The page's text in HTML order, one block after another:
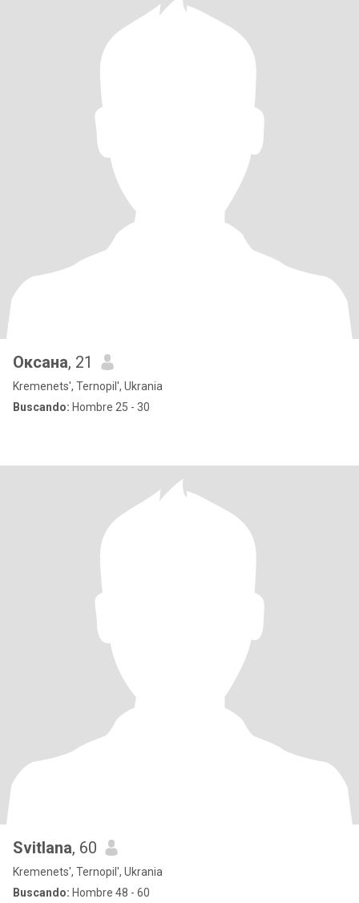
Оксана, 21
Kremenets', Ternopil', Ukrania
Buscando: Hombre 25 - 30
Svitlana, 60
Kremenets', Ternopil', Ukrania
Buscando: Hombre 48 - 60